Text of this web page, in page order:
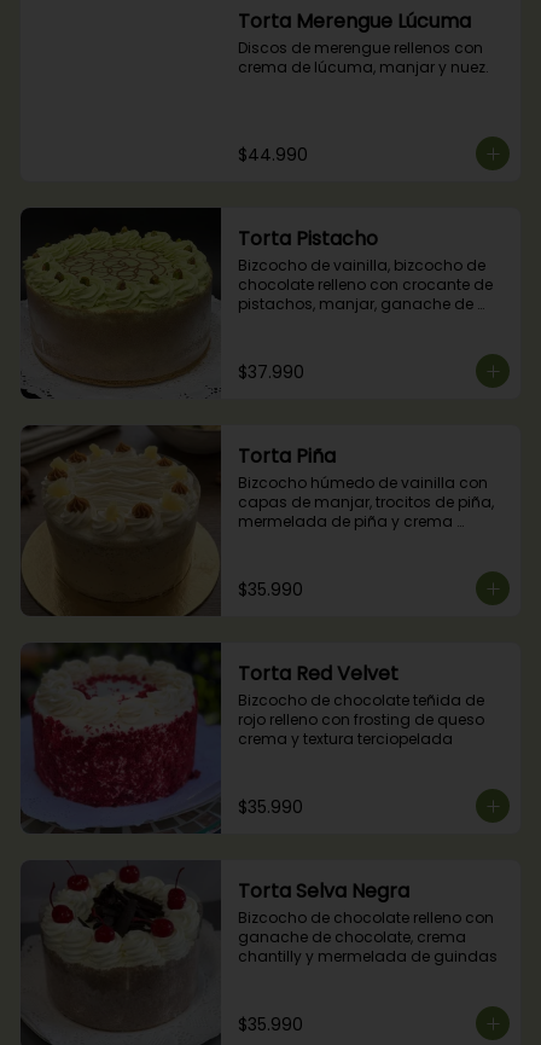
Torta Merengue Lúcuma
Discos de merengue rellenos con
crema de lúcuma, manjar y nuez.
$44.990
Torta Pistacho
Bizcocho de vainilla, bizcocho de
chocolate relleno con crocante de
pistachos, manjar, ganache de
$37.990
Torta Piña
Bizcocho húmedo de vainilla con
capas de manjar, trocitos de piña,
mermelada de piña y crema
$35.990
Torta Red Velvet
Bizcocho de chocolate teñida de
rojo relleno con frosting de queso
crema y textura terciopelada
$35.990
Torta Selva Negra
Bizcocho de chocolate relleno con
ganache de chocolate, crema
chantilly y mermelada de guindas
$35.990